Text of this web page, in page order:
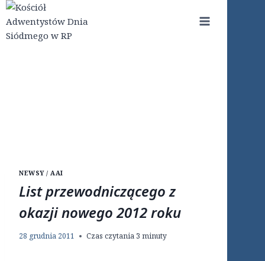
Przejdź
do
treści
NEWSY / AAI
List przewodniczącego z
okazji nowego 2012 roku
28 grudnia 2011 Czas czytania 3 minuty